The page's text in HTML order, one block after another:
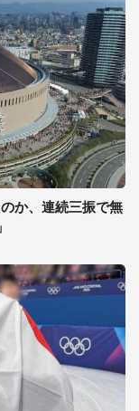
か、連続三振で無